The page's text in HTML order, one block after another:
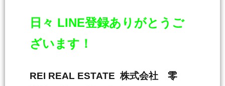
日々 LINE登録ありがとうご
ざいます！
REI REAL ESTATE 株式会社 零